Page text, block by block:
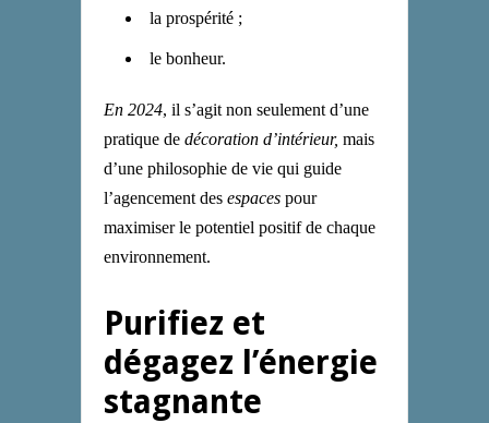
la prospérité ;
le bonheur.
En 2024, il s’agit non seulement d’une
pratique de décoration d’intérieur, mais
d’une philosophie de vie qui guide
l’agencement des espaces pour
maximiser le potentiel positif de chaque
environnement.
Purifiez et
dégagez l’énergie
stagnante